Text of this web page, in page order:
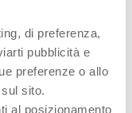
di preferenza,
pubblicità e
preferenze o allo
sito.
al posizionamento
est réglable